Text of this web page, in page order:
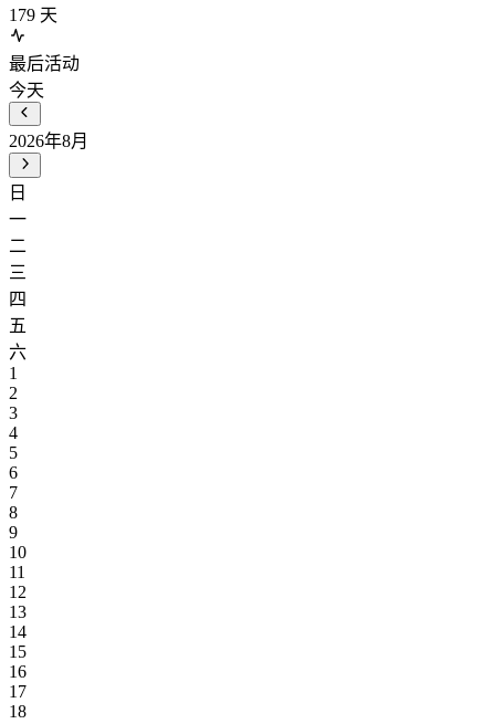
179 天
最后活动
今天
2026年8月
日
一
二
三
四
五
六
1
2
3
4
5
6
7
8
9
10
11
12
13
14
15
16
17
18